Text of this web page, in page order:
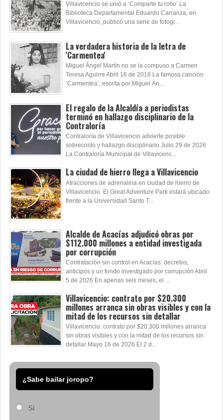
Villavicencio se unió a ‘Comparte tu rollo’ La
Biblioteca Departamental Eduardo Carranza, en
Villavicencio, publicó una serie de fotogr...
La verdadera historia de la letra de
'Carmentea'
Miguel Ángel Martín no se la compuso a Carmen
Teresa Aguirre Abril 16 de 2018 La famosa canción
‘Carmentea’, escrita por Miguel Án...
El regalo de la Alcaldía a periodistas
terminó en hallazgo disciplinario de la
Contraloría
Contraloría de Villavicencio advierte posible
sobrecosto y hallazgo disciplinario Julio 29 de 2026
La Contraloría Municipal de Villavicenc...
La ciudad de hierro llega a Villavicencio
Atracciones de adrenalina en ciudad de hierro de
Villavicencio El Great Adventure Park estará ubicado
frente a la Universidad Santo T...
Alcalde de Acacías adjudicó obras por
$112.000 millones a entidad investigada
por corrupción
Contratación sin control en Acacías: decretos,
anticipos y un fondo investigado por corrupción Abril
5 de 2026 En apenas seis meses, el ...
Villavicencio: contrato por $20.300
millones arranca sin obras visibles y con la
mitad de los recursos sin detallar
Villavicencio: contrato por $20.300 millones arranca
sin obras visibles y con la mitad de los recursos sin
detallar Mayo 16 de 2026 El 2 d...
¿Sabe bailar joropo?
Sí